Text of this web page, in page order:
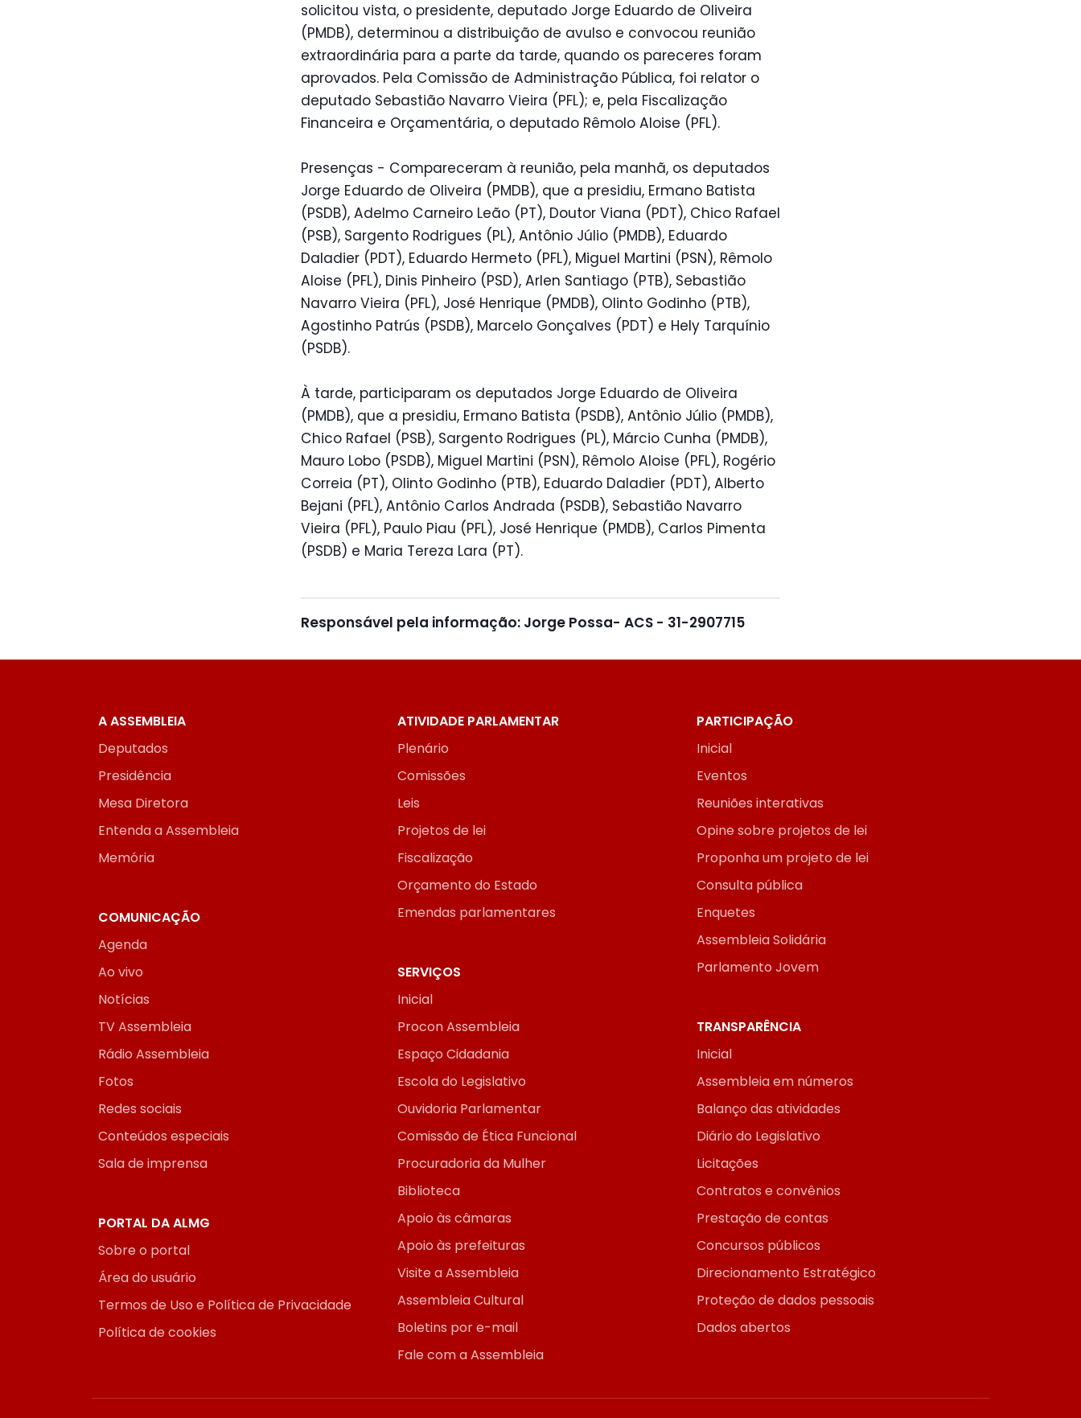
solicitou vista, o presidente, deputado Jorge Eduardo de Oliveira
(PMDB), determinou a distribuição de avulso e convocou reunião
extraordinária para a parte da tarde, quando os pareceres foram
aprovados. Pela Comissão de Administração Pública, foi relator o
deputado Sebastião Navarro Vieira (PFL); e, pela Fiscalização
Financeira e Orçamentária, o deputado Rêmolo Aloise (PFL).
Presenças - Compareceram à reunião, pela manhã, os deputados
Jorge Eduardo de Oliveira (PMDB), que a presidiu, Ermano Batista
(PSDB), Adelmo Carneiro Leão (PT), Doutor Viana (PDT), Chico Rafael
(PSB), Sargento Rodrigues (PL), Antônio Júlio (PMDB), Eduardo
Daladier (PDT), Eduardo Hermeto (PFL), Miguel Martini (PSN), Rêmolo
Aloise (PFL), Dinis Pinheiro (PSD), Arlen Santiago (PTB), Sebastião
Navarro Vieira (PFL), José Henrique (PMDB), Olinto Godinho (PTB),
Agostinho Patrús (PSDB), Marcelo Gonçalves (PDT) e Hely Tarquínio
(PSDB).
À tarde, participaram os deputados Jorge Eduardo de Oliveira
(PMDB), que a presidiu, Ermano Batista (PSDB), Antônio Júlio (PMDB),
Chico Rafael (PSB), Sargento Rodrigues (PL), Márcio Cunha (PMDB),
Mauro Lobo (PSDB), Miguel Martini (PSN), Rêmolo Aloise (PFL), Rogério
Correia (PT), Olinto Godinho (PTB), Eduardo Daladier (PDT), Alberto
Bejani (PFL), Antônio Carlos Andrada (PSDB), Sebastião Navarro
Vieira (PFL), Paulo Piau (PFL), José Henrique (PMDB), Carlos Pimenta
(PSDB) e Maria Tereza Lara (PT).
Responsável pela informação: Jorge Possa- ACS - 31-2907715
A ASSEMBLEIA
Deputados
Presidência
Mesa Diretora
Entenda a Assembleia
Memória
ATIVIDADE PARLAMENTAR
Plenário
Comissões
Leis
Projetos de lei
Fiscalização
Orçamento do Estado
Emendas parlamentares
PARTICIPAÇÃO
Inicial
Eventos
Reuniões interativas
Opine sobre projetos de lei
Proponha um projeto de lei
Consulta pública
Enquetes
Assembleia Solidária
Parlamento Jovem
COMUNICAÇÃO
Agenda
Ao vivo
Notícias
TV Assembleia
Rádio Assembleia
Fotos
Redes sociais
Conteúdos especiais
Sala de imprensa
SERVIÇOS
Inicial
Procon Assembleia
Espaço Cidadania
Escola do Legislativo
Ouvidoria Parlamentar
Comissão de Ética Funcional
Procuradoria da Mulher
Biblioteca
Apoio às câmaras
Apoio às prefeituras
Visite a Assembleia
Assembleia Cultural
Boletins por e-mail
Fale com a Assembleia
TRANSPARÊNCIA
Inicial
Assembleia em números
Balanço das atividades
Diário do Legislativo
Licitações
Contratos e convênios
Prestação de contas
Concursos públicos
Direcionamento Estratégico
Proteção de dados pessoais
Dados abertos
PORTAL DA ALMG
Sobre o portal
Área do usuário
Termos de Uso e Política de Privacidade
Política de cookies